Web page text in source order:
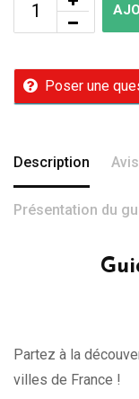
Poser une
Description
Présentation du
Partez à la
villes de France !